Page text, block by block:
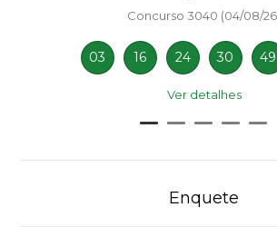
Concurso 3040 (04/08/
03 16 24 30 49
Ver detalhes
Enquete